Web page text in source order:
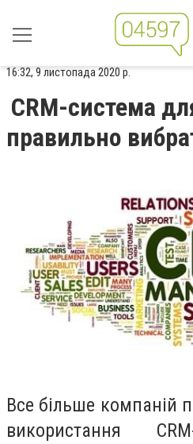
16:32, 9 листопада 2020 р.
CRM-система
правильно
Все більше компаній
використання